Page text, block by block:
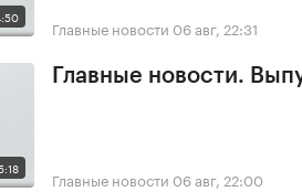
Главные новости 06 авг, 22:31
Главные новости.
Главные новости 06 авг, 22:00